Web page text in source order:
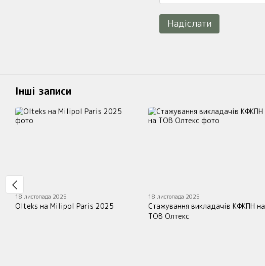
Надіслати
Інші записи
18 листопада 2025
Olteks на Milipol Paris 2025
18 листопада 2025
Стажування викладачів КФКПН на
ТОВ Олтекс